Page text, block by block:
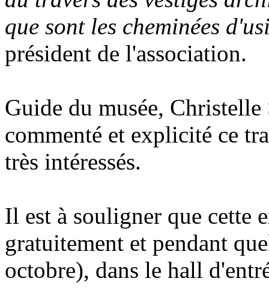
que sont les cheminées
président de l'association.
Guide du musée,
commenté et explicité ce
très intéressés.
Il est à souligner que cette
gratuitement et pendant
octobre), dans le hall